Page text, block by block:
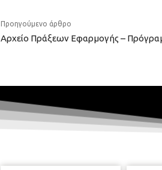
Προηγούμενο άρθρο
Αρχείο Πράξεων Εφαρμογής –